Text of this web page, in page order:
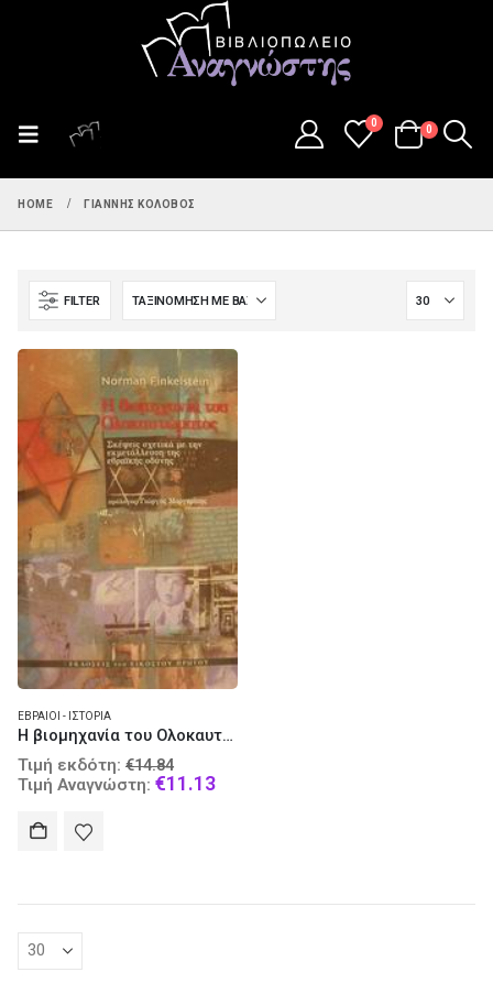
0
0
HOME ΓΙΆΝΝΗΣ ΚΟΛΟΒΌΣ
FILTER
ΕΒΡΑΊΟΙ - ΙΣΤΟΡΊΑ
Η βιομηχανία του Ολοκαυτώματος
Τιμή εκδότη: €14.84
price
Τιμή Αναγνώστη: €11.13Current